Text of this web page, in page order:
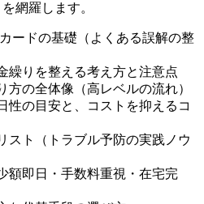
網羅します。
ードの基礎（よくある誤解の整
繰りを整える考え方と注意点
方の全体像（高レベルの流れ）
性の目安と、コストを抑えるコ
スト（トラブル予防の実践ノウ
額即日・手数料重視・在宅完